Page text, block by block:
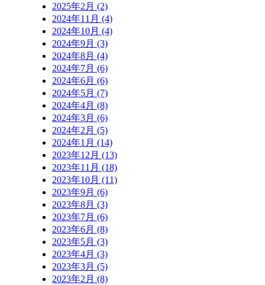
2025年2月 (2)
2024年11月 (4)
2024年10月 (4)
2024年9月 (3)
2024年8月 (4)
2024年7月 (6)
2024年6月 (6)
2024年5月 (7)
2024年4月 (8)
2024年3月 (6)
2024年2月 (5)
2024年1月 (14)
2023年12月 (13)
2023年11月 (18)
2023年10月 (11)
2023年9月 (6)
2023年8月 (3)
2023年7月 (6)
2023年6月 (8)
2023年5月 (3)
2023年4月 (3)
2023年3月 (5)
2023年2月 (8)